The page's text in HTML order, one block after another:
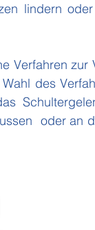
lindern
Verfahren
des
oder an